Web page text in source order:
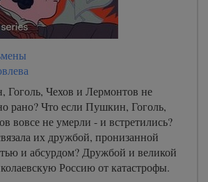
Гоголь, Чехов и Лермонтов не
рано? Что если Пушкин, Гоголь,
вовсе не умерли - и встретились?
их дружбой, пронизанной
и абсурдом? Дружбой и великой
Россию от катастрофы.